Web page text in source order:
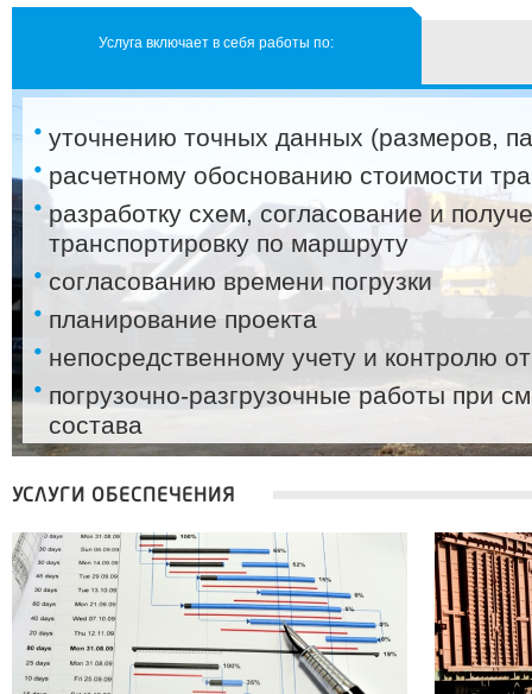
Услуга включает в себя работы по:
уточнению точных данных (размеров,
расчетному обоснованию стоимости
разработку схем, согласование и
транспортировку по маршруту
согласованию времени погрузки
планирование проекта
непосредственному учету и контролю
погрузочно-разгрузочные работы при
состава
оплата провозных платежей
информационному обеспечению
УСЛУГИ ОБЕСПЕЧЕНИЯ